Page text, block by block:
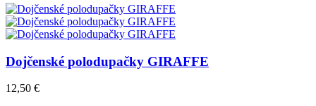
Dojčenské polodupačky GIRAFFE
12,50 €